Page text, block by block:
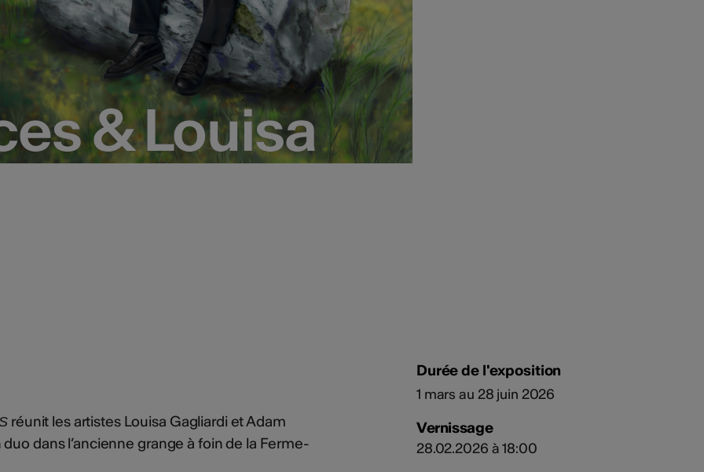
& Louisa
& Louisa
réunit les artistes Louisa Gagliardi et Adam
dans l’ancienne grange à foin de la Ferme-
Durée de l'exposition
1 mars au 28 juin 2026
Vernissage
28.02.2026 à 18:00